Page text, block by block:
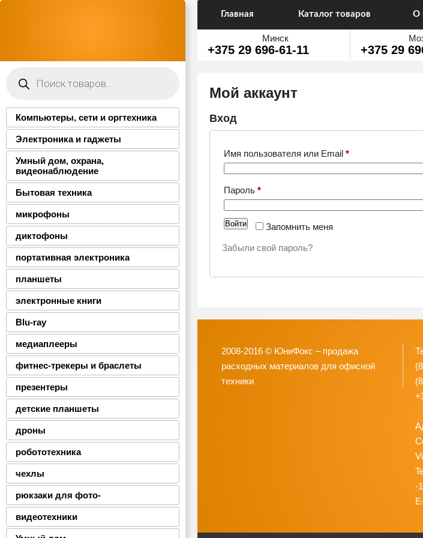
товаров
Компьютеры, сети и оргтехника
Электроника и гаджеты
Умный дом, охрана,
видеонаблюдение
Бытовая техника
микрофоны
диктофоны
портативная электроника
планшеты
электронные книги
Blu-ray
медиаплееры
фитнес-трекеры и браслеты
презентеры
детские планшеты
дроны
робототехника
чехлы
рюкзаки для фото-
видеотехники
Главная Каталог товаров О
Минск
+375 29 696-61-11 +375 29
Мой аккаунт
Вход
Имя пользователя или Email*Обязательно
Пароль*Обязательно
Запомнить меня
Войти
Забыли свой пароль?
2008-2016 © ЮниФокс – продажа
расходных материалов для офисной
техники
-